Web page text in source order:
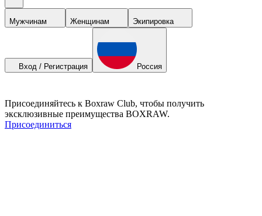
Мужчинам Женщинам Экипировка
Вход / Регистрация Россия
Присоединяйтесь к Boxraw Club, чтобы получить
эксклюзивные преимущества BOXRAW.
Присоединиться